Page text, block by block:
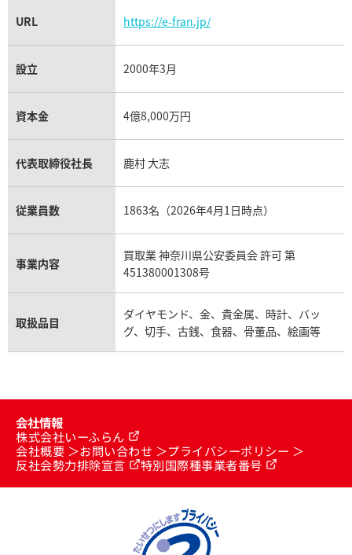
URL https://e-fran.jp/
設立 2000年3月
資本金 4億8,000万円
代表取締役社長 鹿村 大志
従業員数 1863名（2026年4月1日時点）
事業内容
買取業 神奈川県公安委員会 許可 第
451380001308号
取扱品目
ダイヤモンド、金、貴金属、時計、バッ
グ、切手、古銭、食器、骨董品、絵画等
会社情報
株式会社いーふらん
会社概要
お問い合わせ
プライバシーポリシー
反社会勢力排除宣言
特別国際種事業者番号